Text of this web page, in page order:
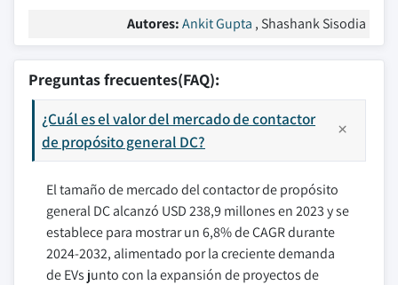
Autores:Ankit Gupta , Shashank Sisodia
Preguntas frecuentes(FAQ):
¿Cuál es el valor del mercado de contactor
de propósito general DC?
El tamaño de mercado del contactor de propósito
general DC alcanzó USD 238,9 millones en 2023 y se
establece para mostrar un 6,8% de CAGR durante
2024-2032, alimentado por la creciente demanda
de EVs junto con la expansión de proyectos de